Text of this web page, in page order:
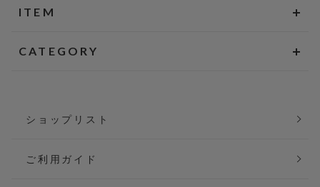
ITEM
CATEGORY
ショップリスト
ご利用ガイド